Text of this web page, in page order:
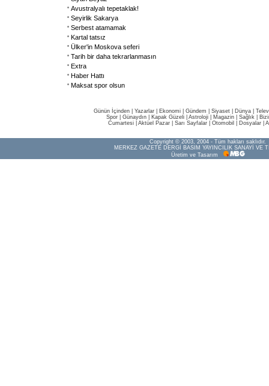
Avustralyalı tepetaklak!
Seyirlik Sakarya
Serbest atamamak
Kartal tatsız
Ülker'in Moskova seferi
Tarih bir daha tekrarlanmasın
Extra
Haber Hattı
Maksat spor olsun
Günün İçinden Yazarlar Ekonomi Gündem Siyaset Dünya |
Spor
Günaydın Kapak Güzeli Astroloji Magazin Sağlık
Cumartesi| Aktüel Pazar| Sarı Sayfalar| Otomobil Dosyalar|
Copyright © 2003, 2004 - Tüm hakları saklıdır.
MERKEZ GAZETE DERGİ BASIM YAYINCILIK SANAYİ VE
Üretim ve Tasarım